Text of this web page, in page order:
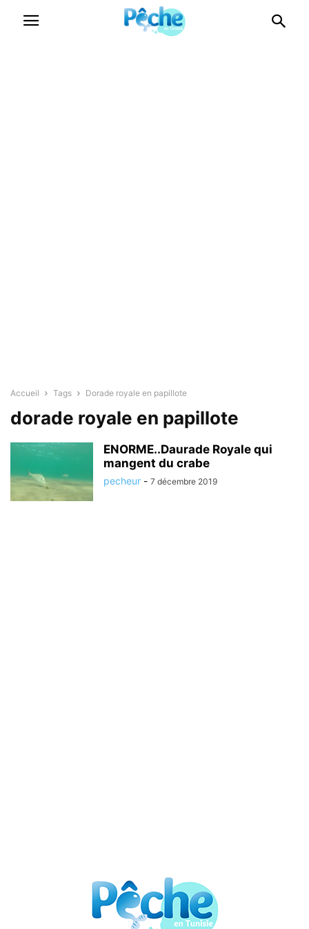
Accueil Tags Dorade royale en papillote
dorade royale en papillote
ENORME..Daurade Royale qui
mangent du crabe
pecheur - 7 décembre 2019